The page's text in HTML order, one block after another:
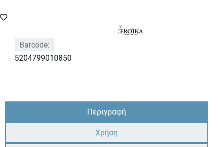
Barcode:
5204799010850
Περιγραφή
Χρήση